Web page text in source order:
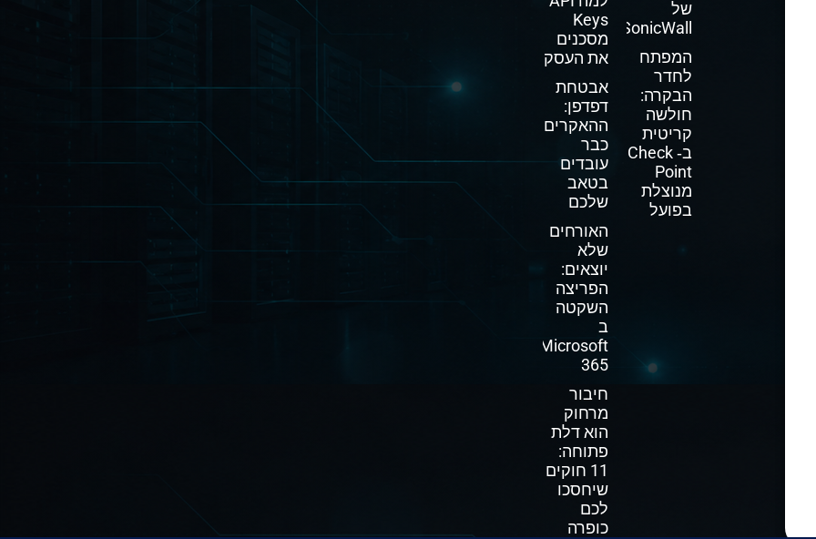
של
SonicWall
המפתח
לחדר
הבקרה:
חולשה
קריטית
ב‑ Check
Point
מנוצלת
בפועל
Keys
מסכנים
את העסק
אבטחת
דפדפן:
ההאקרים
כבר
עובדים
בטאב
שלכם
האורחים
שלא
יוצאים:
הפריצה
השקטה
ב
Microsoft
365
חיבור
מרחוק
הוא דלת
פתוחה:
11 חוקים
שיחסכו
לכם
כופרה